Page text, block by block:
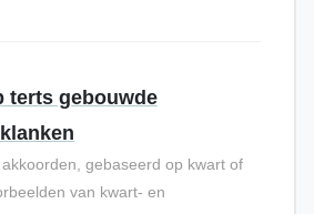
terts gebouwde
gebaseerd op kwart of
van kwart- en